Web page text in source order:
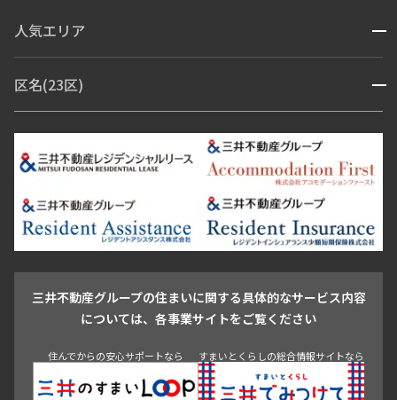
ブランドマンション
人気エリア 開閉
青山・表参道・原宿
市ヶ谷・神楽坂・飯田橋
三田・芝・浜松町
芝浦・汐留・品川
月島・勝どき・豊洲
本郷・春日・小石川
目白・高田馬場・早稲田
池尻大橋・三軒茶屋
祐天寺・学芸大学・自由が丘
駒沢・用賀・二子玉川
成城・砧
池袋・板橋・王子
青山 渋谷 東京・大手町 新宿 品川
目黒・中目黒
区名(23区) 開閉
江東区 台東区 墨田区
中野区
豊島区
杉並区 板橋区 練馬区 荒川区
足立区
葛飾区
江戸川区
三井不動産グループの住まいに関する具体的なサービス内容
については、各事業サイトをご覧ください
住んでからの安心サポートなら すまいとくらしの総合情報サイトなら